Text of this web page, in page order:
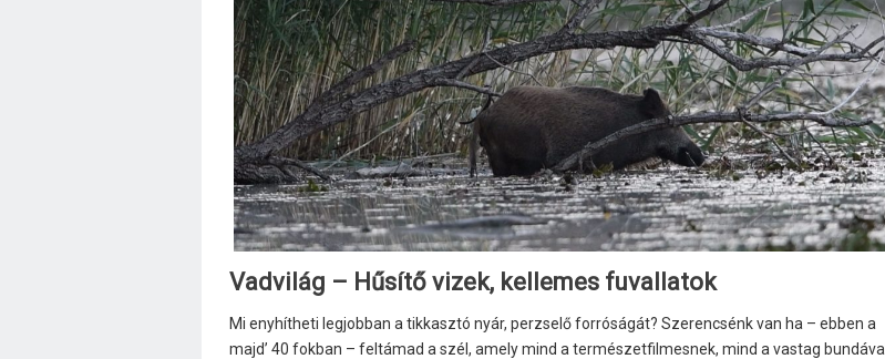
Vadvilág – Hűsítő vizek, kellemes fuvallatok
Mi enyhítheti legjobban a tikkasztó nyár, perzselő forróságát? Szerencsénk van ha – ebben a
majd’ 40 fokban – feltámad a szél, amely mind a természetfilmesnek, mind a vastag bundával